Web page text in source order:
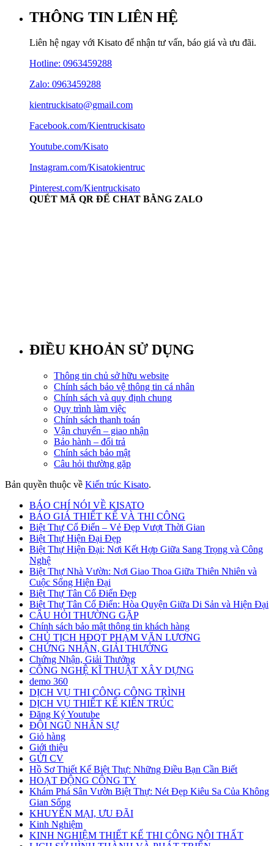
THÔNG TIN LIÊN HỆ
Liên hệ ngay với Kisato để nhận tư vấn, báo giá và ưu đãi.
Hotline: 0963459288
Zalo: 0963459288
kientruckisato@gmail.com
Facebook.com/Kientruckisato
Youtube.com/Kisato
Instagram.com/Kisatokientruc
Pinterest.com/Kientruckisato
QUÉT MÃ QR ĐỂ CHAT BẰNG ZALO
ĐIỀU KHOẢN SỬ DỤNG
Thông tin chủ sở hữu website
Chính sách bảo vệ thông tin cá nhân
Chính sách và quy định chung
Quy trình làm việc
Chính sách thanh toán
Vận chuyển – giao nhận
Bảo hành – đổi trả
Chính sách bảo mật
Câu hỏi thường gặp
Bản quyền thuộc về Kiến trúc Kisato.
BÁO CHÍ NÓI VỀ KISATO
BÁO GIÁ THIẾT KẾ VÀ THI CÔNG
Biệt Thự Cổ Điển – Vẻ Đẹp Vượt Thời Gian
Biệt Thự Hiện Đại Đẹp
Biệt Thự Hiện Đại: Nơi Kết Hợp Giữa Sang Trọng và Công
Nghệ
Biệt Thự Nhà Vườn: Nơi Giao Thoa Giữa Thiên Nhiên và
Cuộc Sống Hiện Đại
Biệt Thự Tân Cổ Điển Đẹp
Biệt Thự Tân Cổ Điển: Hòa Quyện Giữa Di Sản và Hiện Đại
CÂU HỎI THƯỜNG GẶP
Chính sách bảo mật thông tin khách hàng
CHỦ TỊCH HĐQT PHẠM VĂN LƯƠNG
CHỨNG NHẬN, GIẢI THƯỞNG
Chứng Nhận, Giải Thưởng
CÔNG NGHỆ KĨ THUẬT XÂY DỰNG
demo 360
DỊCH VỤ THI CÔNG CÔNG TRÌNH
DỊCH VỤ THIẾT KẾ KIẾN TRÚC
Đăng Ký Youtube
ĐỘI NGŨ NHÂN SỰ
Giỏ hàng
Giới thiệu
GỬI CV
Hồ Sơ Thiết Kế Biệt Thự: Những Điều Bạn Cần Biết
HOẠT ĐỘNG CÔNG TY
Khám Phá Sân Vườn Biệt Thự: Nét Đẹp Kiêu Sa Của Không
Gian Sống
KHUYẾN MẠI, ƯU ĐÃI
Kinh Nghiệm
KINH NGHIỆM THIẾT KẾ THI CÔNG NỘI THẤT